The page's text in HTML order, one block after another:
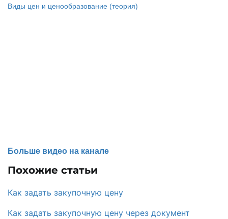
Виды цен и ценообразование (теория)
Больше видео на канале
Похожие статьи
Как задать закупочную цену
Как задать закупочную цену через документ